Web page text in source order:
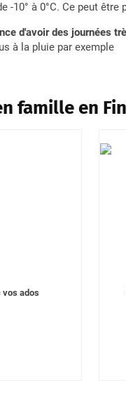
-10° à 0°C. Ce peut
d'avoir des journées
à la pluie par exemple
famille en
vos ados